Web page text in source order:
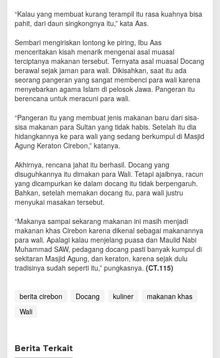
“Kalau yang membuat kurang terampil itu rasa kuahnya bisa
pahit, dari daun singkongnya itu,” kata Aas.
Sembari mengiriskan lontong ke piring, Ibu Aas
menceritakan kisah menarik mengenai asal muasal
terciptanya makanan tersebut. Ternyata asal muasal Docang
berawal sejak jaman para wali. Dikisahkan, saat itu ada
seorang pangeran yang sangat membenci para wali karena
menyebarkan agama Islam di pelosok Jawa. Pangeran itu
berencana untuk meracuni para wali.
“Pangeran itu yang membuat jenis makanan baru dari sisa-
sisa makanan para Sultan yang tidak habis. Setelah itu dia
hidangkannya ke para wali yang sedang berkumpul di Masjid
Agung Keraton Cirebon,” katanya.
Akhirnya, rencana jahat itu berhasil. Docang yang
disuguhkannya itu dimakan para Wali. Tetapi ajaibnya, racun
yang dicampurkan ke dalam docang itu tidak berpengaruh.
Bahkan, setelah memakan docang itu, para wali justru
menyukai masakan tersebut.
“Makanya sampai sekarang makanan ini masih menjadi
makanan khas Cirebon karena dikenal sebagai makanannya
para wali. Apalagi kalau menjelang puasa dan Maulid Nabi
Muhammad SAW, pedagang docang pasti banyak kumpul di
sekitaran Masjid Agung, dan keraton, karena sejak dulu
tradisinya sudah seperti itu,” pungkasnya. (CT.115)
berita cirebon Docang kuliner
makanan khas
Wali
Berita Terkait